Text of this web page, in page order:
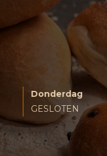
Donderdag
GESLOTEN